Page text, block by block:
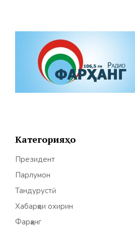
Категорияҳо
Президент
Парлумон
Тандурустӣ
Хабарҳои охирин
Фарҳанг